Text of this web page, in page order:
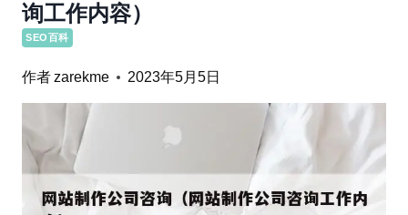
询工作内容）
SEO百科
作者zarekme 2023年5月5日